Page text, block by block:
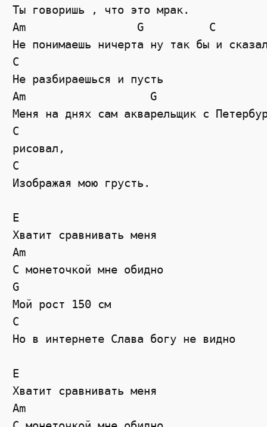
Ты говоришь , что это мрак.
Am                 G          C
Не понимаешь ничерта ну так бы и
C
Не разбираешься и пусть
Am                   G
Меня на днях сам акварельщик с
C
рисовал,
C
Изображая мою грусть.
E
Хватит сравнивать меня
Am
С монеточкой мне обидно
G
Мой рост 150 см
C
Но в интернете Слава богу не видно
E
Хватит сравнивать меня
Am